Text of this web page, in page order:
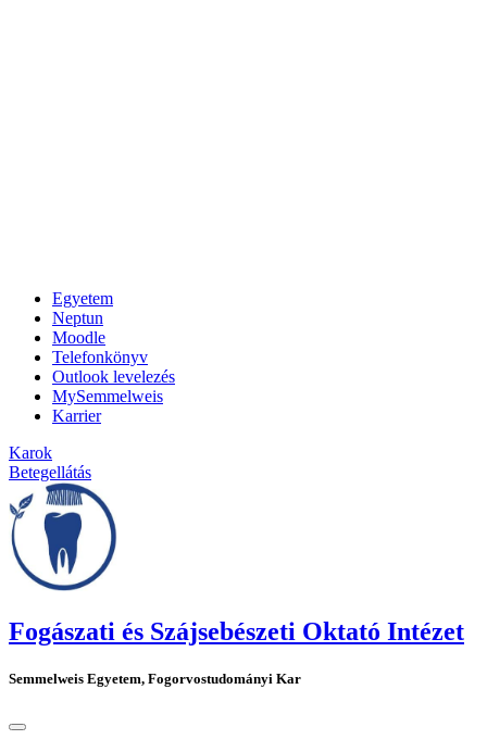
Egyetem
Neptun
Moodle
Telefonkönyv
Outlook levelezés
MySemmelweis
Karrier
Karok
Betegellátás
Fogászati és Szájsebészeti Oktató Intézet
Semmelweis Egyetem, Fogorvostudományi Kar